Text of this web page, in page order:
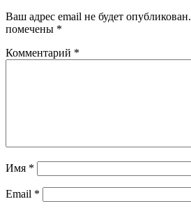
Ваш адрес email не будет опубликован.
помечены *
Комментарий *
Имя *
Email *